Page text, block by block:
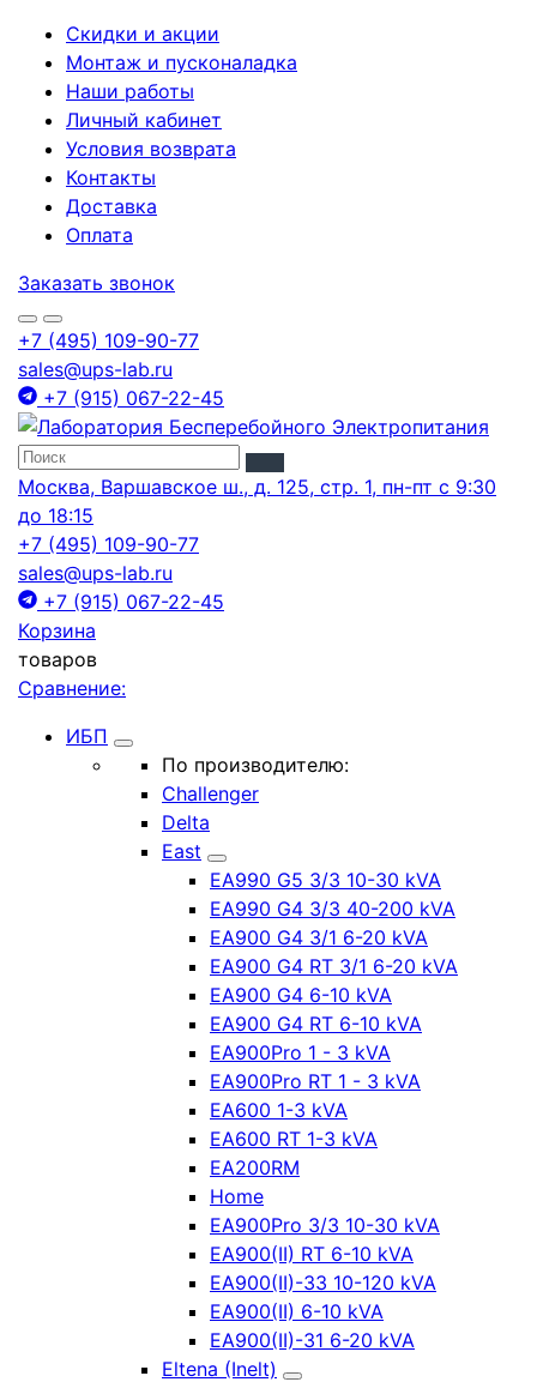
Скидки и акции
Монтаж и пусконаладка
Наши работы
Личный кабинет
Условия возврата
Контакты
Доставка
Оплата
Заказать звонок
+7 (495) 109-90-77
sales@ups-lab.ru
+7 (915) 067-22-45
Москва, Варшавское ш., д. 125, стр. 1, пн-пт с 9:30
до 18:15
+7 (495) 109-90-77
sales@ups-lab.ru
+7 (915) 067-22-45
Корзина
товаров
Сравнение:
ИБП
По производителю:
Challenger
Delta
East
EA990 G5 3/3 10-30 kVA
EA990 G4 3/3 40-200 kVA
EA900 G4 3/1 6-20 kVA
EA900 G4 RT 3/1 6-20 kVA
EA900 G4 6-10 kVA
EA900 G4 RT 6-10 kVA
EA900Pro 1 - 3 kVA
EA900Pro RT 1 - 3 kVA
EA600 1-3 kVA
EA600 RT 1-3 kVA
EA200RM
Home
EA900Pro 3/3 10-30 kVA
EA900(II) RT 6-10 kVA
EA900(II)-33 10-120 kVA
EA900(II) 6-10 kVA
EA900(II)-31 6-20 kVA
Eltena (Inelt)